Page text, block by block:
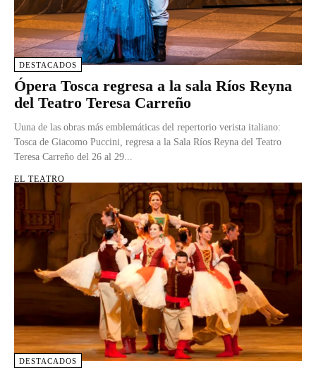
DESTACADOS
Ópera Tosca regresa a la sala Ríos Reyna
del Teatro Teresa Carreño
Uuna de las obras más emblemáticas del repertorio verista italiano:
Tosca de Giacomo Puccini, regresa a la Sala Ríos Reyna del Teatro
Teresa Carreño del 26 al 29...
EL TEATRO
DESTACADOS